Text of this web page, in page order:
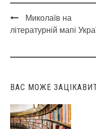
Post
Миколаїв на
літературній мапі
ВАС МОЖЕ